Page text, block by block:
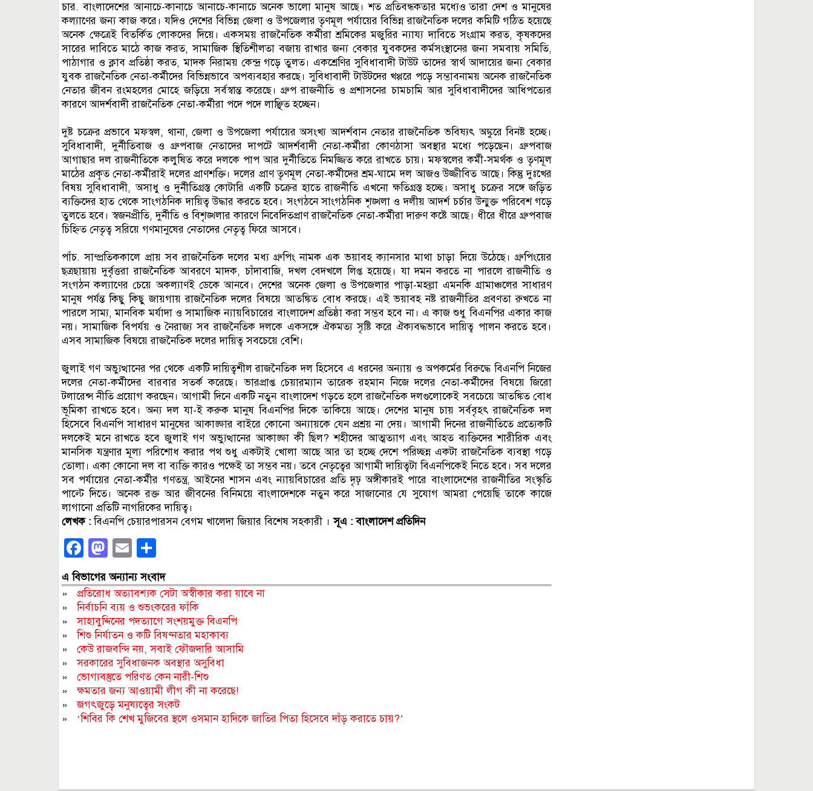
চার. বাংলাদেশের আনাচে-কানাচে আনাচে-কানাচে অনেক ভালো মানুষ আছে। শত প্রতিবন্ধকতার মধ্যেও তারা দেশ ও মানুষের
কল্যাণের জন্য কাজ করে। যদিও দেশের বিভিন্ন জেলা ও উপজেলার তৃণমূল পর্যায়ের বিভিন্ন রাজনৈতিক দলের কমিটি গঠিত হয়েছে
অনেক ক্ষেত্রেই বিতর্কিত লোকদের দিয়ে। একসময় রাজনৈতিক কর্মীরা শ্রমিকের মজুরির ন্যায্য দাবিতে সংগ্রাম করত, কৃষকদের
সারের দাবিতে মাঠে কাজ করত, সামাজিক স্থিতিশীলতা বজায় রাখার জন্য বেকার যুবকদের কর্মসংস্থানের জন্য সমবায় সমিতি,
পাঠাগার ও ক্লাব প্রতিষ্ঠা করত, মাদক নিরাময় কেন্দ্র গড়ে তুলত। একশ্রেণির সুবিধাবাদী টাউট তাদের স্বার্থ আদায়ের জন্য বেকার
যুবক রাজনৈতিক নেতা-কর্মীদের বিভিন্নভাবে অপব্যবহার করছে। সুবিধাবাদী টাউটদের খপ্পরে পড়ে সম্ভাবনাময় অনেক রাজনৈতিক
নেতার জীবন রংমহলের মোহে জড়িয়ে সর্বস্বান্ত করেছে। গ্রুপ রাজনীতি ও প্রশাসনের চামচামি আর সুবিধাবাদীদের আধিপত্যের
কারণে আদর্শবাদী রাজনৈতিক নেতা-কর্মীরা পদে পদে লাঞ্ছিত হচ্ছেন।
দুষ্ট চক্রের প্রভাবে মফস্বল, থানা, জেলা ও উপজেলা পর্যায়ের অসংখ্য আদর্শবান নেতার রাজনৈতিক ভবিষ্যৎ অঙ্কুরে বিনষ্ট হচ্ছে।
সুবিধাবাদী, দুর্নীতিবাজ ও গ্রুপবাজ নেতাদের দাপটে আদর্শবাদী নেতা-কর্মীরা কোণঠাসা অবস্থার মধ্যে পড়েছেন। গ্রুপবাজ
আগাছার দল রাজনীতিকে কলুষিত করে দলকে পাপ আর দুর্নীতিতে নিমজ্জিত করে রাখতে চায়। মফস্বলের কর্মী-সমর্থক ও তৃণমূল
মাঠের প্রকৃত নেতা-কর্মীরাই দলের প্রাণশক্তি। দলের প্রাণ তৃণমূল নেতা-কর্মীদের শ্রম-ঘামে দল আজও উজ্জীবিত আছে। কিন্তু দুঃখের
বিষয় সুবিধাবাদী, অসাধু ও দুর্নীতিগ্রস্ত কোটারি একটি চক্রের হাতে রাজনীতি এখনো ক্ষতিগ্রস্ত হচ্ছে। অসাধু চক্রের সঙ্গে জড়িত
ব্যক্তিদের হাত থেকে সাংগঠনিক দায়িত্ব উদ্ধার করতে হবে। সংগঠনে সাংগঠনিক শৃঙ্খলা ও দলীয় আদর্শ চর্চার উন্মুক্ত পরিবেশ গড়ে
তুলতে হবে। স্বজনপ্রীতি, দুর্নীতি ও বিশৃঙ্খলার কারণে নিবেদিতপ্রাণ রাজনৈতিক নেতা-কর্মীরা দারুণ কষ্টে আছে। ধীরে ধীরে গ্রুপবাজ
চিহ্নিত নেতৃত্ব সরিয়ে গণমানুষের নেতাদের নেতৃত্ব ফিরে আসবে।
পাঁচ. সাম্প্রতিককালে প্রায় সব রাজনৈতিক দলের মধ্য গ্রুপিং নামক এক ভয়াবহ ক্যানসার মাথা চাড়া দিয়ে উঠেছে। গ্রুপিংয়ের
ছত্রছায়ায় দুর্বৃত্তরা রাজনৈতিক আবরণে মাদক, চাঁদাবাজি, দখল বেদখলে লিপ্ত হয়েছে। যা দমন করতে না পারলে রাজনীতি ও
সংগঠন কল্যাণের চেয়ে অকল্যাণই ডেকে আনবে। দেশের অনেক জেলা ও উপজেলার পাড়া-মহল্লা এমনকি গ্রামাঞ্চলের সাধারণ
মানুষ পর্যন্ত কিছু কিছু জায়গায় রাজনৈতিক দলের বিষয়ে আতঙ্কিত বোধ করছে। এই ভয়াবহ নষ্ট রাজনীতির প্রবণতা রুখতে না
পারলে সাম্য, মানবিক মর্যাদা ও সামাজিক ন্যায়বিচারের বাংলাদেশ প্রতিষ্ঠা করা সম্ভব হবে না। এ কাজ শুধু বিএনপির একার কাজ
নয়। সামাজিক বিপর্যয় ও নৈরাজ্য সব রাজনৈতিক দলকে একসঙ্গে ঐকমত্য সৃষ্টি করে ঐক্যবদ্ধভাবে দায়িত্ব পালন করতে হবে।
এসব সামাজিক বিষয়ে রাজনৈতিক দলের দায়িত্ব সবচেয়ে বেশি।
জুলাই গণ অভ্যুত্থানের পর থেকে একটি দায়িত্বশীল রাজনৈতিক দল হিসেবে এ ধরনের অন্যায় ও অপকর্মের বিরুদ্ধে বিএনপি নিজের
দলের নেতা-কর্মীদের বারবার সতর্ক করেছে। ভারপ্রাপ্ত চেয়ারম্যান তারেক রহমান নিজে দলের নেতা-কর্মীদের বিষয়ে জিরো
টলারেন্স নীতি প্রয়োগ করছেন। আগামী দিনে একটি নতুন বাংলাদেশ গড়তে হলে রাজনৈতিক দলগুলোকেই সবচেয়ে আতঙ্কিত বোধ
ভূমিকা রাখতে হবে। অন্য দল যা-ই করুক মানুষ বিএনপির দিকে তাকিয়ে আছে। দেশের মানুষ চায় সর্ববৃহৎ রাজনৈতিক দল
হিসেবে বিএনপি সাধারণ মানুষের আকাঙ্ক্ষার বাইরে কোনো অন্যায়কে যেন প্রশ্রয় না দেয়। আগামী দিনের রাজনীতিতে প্রত্যেকটি
দলকেই মনে রাখতে হবে জুলাই গণ অভ্যুত্থানের আকাঙ্ক্ষা কী ছিল? শহীদের আত্মত্যাগ এবং আহত ব্যক্তিদের শারীরিক এবং
মানসিক যন্ত্রণার মূল্য পরিশোধ করার পথ শুধু একটাই খোলা আছে আর তা হচ্ছে দেশে পরিচ্ছন্ন একটা রাজনৈতিক ব্যবস্থা গড়ে
তোলা। একা কোনো দল বা ব্যক্তি কারও পক্ষেই তা সম্ভব নয়। তবে নেতৃত্বের আগামী দায়িত্বটা বিএনপিকেই নিতে হবে। সব দলের
সব পর্যায়ের নেতা-কর্মীর গণতন্ত্র, আইনের শাসন এবং ন্যায়বিচারের প্রতি দৃঢ় অঙ্গীকারই পারে বাংলাদেশের রাজনীতির সংস্কৃতি
পাল্টে দিতে। অনেক রক্ত আর জীবনের বিনিময়ে বাংলাদেশকে নতুন করে সাজানোর যে সুযোগ আমরা পেয়েছি তাকে কাজে
লাগানো প্রতিটি নাগরিকের দায়িত্ব।
লেখক :বিএনপি চেয়ারপারসন বেগম খালেদা জিয়ার বিশেষ সহকারী ।সূএ : বাংলাদেশ প্রতিদিন
Facebook
Mastodon
Email
এ বিভাগের অন্যান্য সংবাদ
» প্রতিরোধ অত্যাবশ্যক সেটা অস্বীকার করা যাবে না
»নির্বাচনি ব্যয় ও শুভংকরের ফাঁকি
»সাহাবুদ্দিনের পদত্যাগে সংশয়মুক্ত বিএনপি
»শিশু নির্যাতন ও কটি বিষণ্নতার মহাকাব্য
» কেউ রাজবন্দি নয়, সবাই ফৌজদারি আসামি
»সরকারের সুবিধাজনক অবস্থার অসুবিধা
» ভোগ্যবস্তুতে পরিণত কেন নারী-শিশু
»ক্ষমতার জন্য আওয়ামী লীগ কী না করেছে!
»জগৎজুড়ে মনুষ্যত্বের সংকট
» ‘শিবির কি শেখ মুজিবের স্থলে ওসমান হাদিকে জাতির পিতা হিসেবে দাঁড় করাতে চায়?’